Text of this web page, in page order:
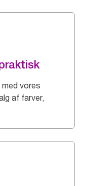
vores
af farver,